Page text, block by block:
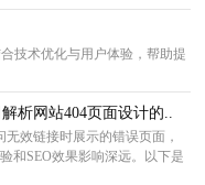
技术优化与用户体验，帮助提
析网站404页面设计的..
无效链接时展示的错误页面，
和SEO效果影响深远。以下是